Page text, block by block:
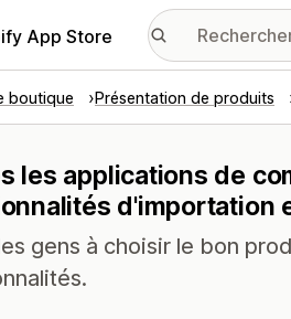
App Store
boutique Présentation de produits
les applications de
d'importation
gens à choisir le bon